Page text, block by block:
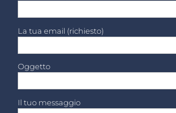
La tua email (richiesto)
Oggetto
Il tuo messaggio